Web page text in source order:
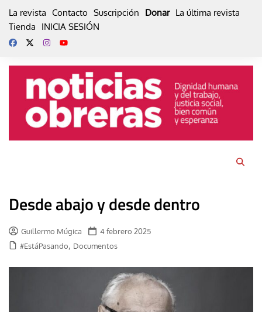
La revista Contacto Suscripción Donar La última revista
Tienda
INICIA SESIÓN
Desde abajo y desde dentro
Guillermo Múgica
4 febrero 2025
#EstáPasando, Documentos